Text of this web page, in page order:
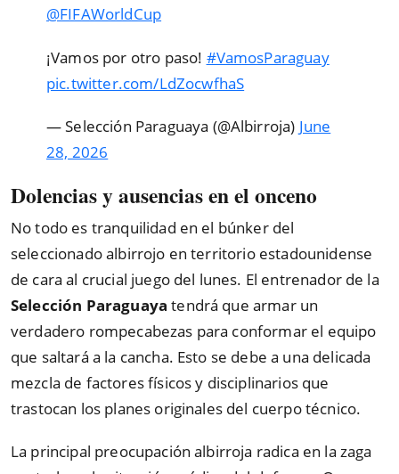
@FIFAWorldCup
¡Vamos por otro paso! #VamosParaguay
pic.twitter.com/LdZocwfhaS
— Selección Paraguaya (@Albirroja) June
28, 2026
Dolencias y ausencias en el onceno
No todo es tranquilidad en el búnker del
seleccionado albirrojo en territorio estadounidense
de cara al crucial juego del lunes. El entrenador de la
Selección Paraguaya tendrá que armar un
verdadero rompecabezas para conformar el equipo
que saltará a la cancha. Esto se debe a una delicada
mezcla de factores físicos y disciplinarios que
trastocan los planes originales del cuerpo técnico.
La principal preocupación albirroja radica en la zaga